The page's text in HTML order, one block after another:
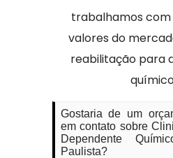
trabalhamos com
valores do
reabilitação para
Gostaria de um
em contato sobre
Dependente
Paulista?